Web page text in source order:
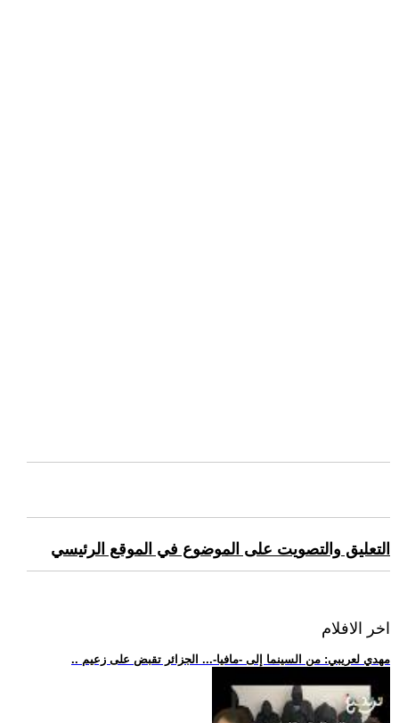
التعليق والتصويت على الموضوع في الموقع الرئيسي
اخر الافلام
.. مهدي لعريبي: من السينما إلى -مافيا-... الجزائر تقبض على زعيم